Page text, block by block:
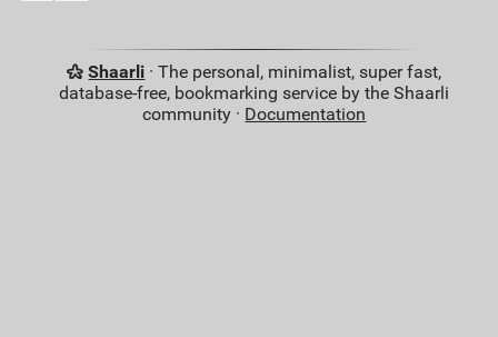
Shaarli · The personal, minimalist, super fast,
database-free, bookmarking service by the Shaarli
community · Documentation